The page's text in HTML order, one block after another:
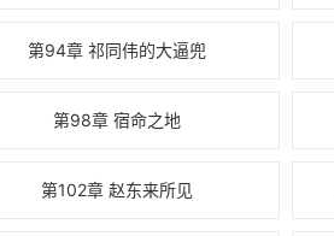
第94章 祁同伟的大逼兜
第98章 宿命之地
第102章 赵东来所见